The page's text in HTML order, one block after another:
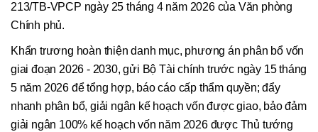
213/TB-VPCP ngày 25 tháng 4 năm 2026 của Văn phòng
Chính phủ.
Khẩn trương hoàn thiện danh mục, phương án phân bổ vốn
giai đoạn 2026 - 2030, gửi Bộ Tài chính trước ngày 15 tháng
5 năm 2026 để tổng hợp, báo cáo cấp thẩm quyền; đẩy
nhanh phân bổ, giải ngân kế hoạch vốn được giao, bảo đảm
giải ngân 100% kế hoạch vốn năm 2026 được Thủ tướng